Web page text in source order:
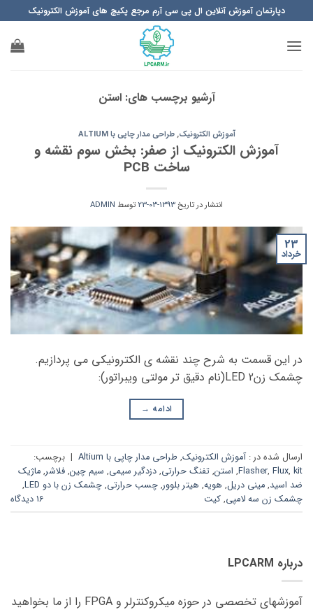
to
content
دپارتمان آموزش آنلاین ال پی سی آرم مرجع پکیچ های آموزش الکترونیک
آرشیو برچسب های:استن
آموزش الکترونیک,طراحی مدار چاپی با ALTIUM
آموزش الکترونیک از صفر: بخش سوم نقشه و
ساخت PCB
انتشار در تاریخ1393-03-23 توسط ADMIN
23
خرداد
در این قسمت به شرح چند نقشه ی الکترونیکی می پردازیم.
چشمک زن2 LED(نام دقیق تر مولتی ویبراتور):
ادامه →
ارسال شده در :آموزش الکترونیک, طراحی مدار چاپی با Altium | برچسب:
Flasher, Flux, kit
, استن, تفنگ حرارتی, دزدگیر سیمی, سیم چین, فلاشر, ماژیک
ضد اسید, مینی دریل, هویه, هیتر بلوور, چسب حرارتی, چشمک زن با دو LED
,
چشمک زن سه لامپی, کیت 16 دیدگاه
درباره LPCARM
آموزشهای تخصصی در حوزه میکروکنترلر و FPGA را از ما بخواهید